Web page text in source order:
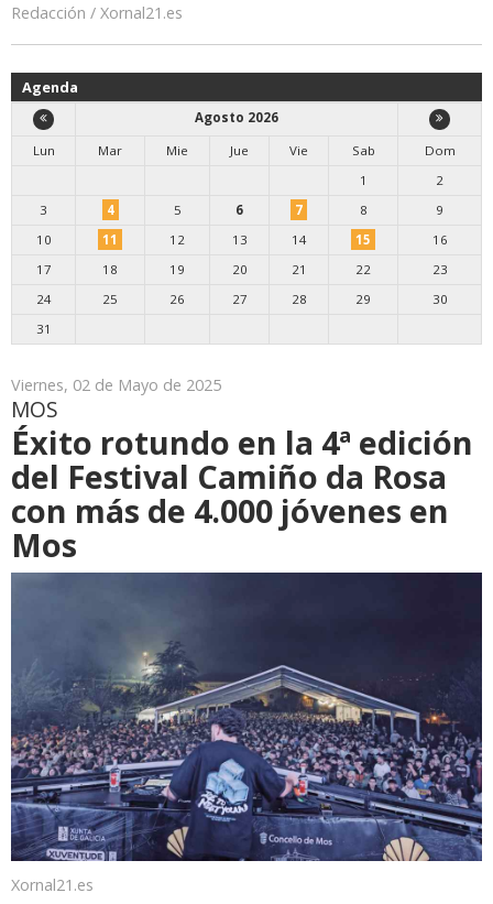
Redacción / Xornal21.es
Agenda
Agosto 2026
Lun
Mar Mie Jue Vie Sab
Dom
1
2
3
4 5 6 7 8
9
10
11 12 13 14 15
16
17
18 19 20 21 22
23
24
25 26 27 28 29
30
31
Viernes, 02 de Mayo de 2025
MOS
Éxito rotundo en la 4ª edición
del Festival Camiño da Rosa
con más de 4.000 jóvenes en
Mos
Xornal21.es